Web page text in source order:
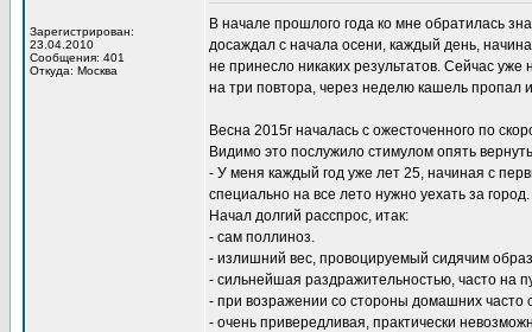
Зарегистрирован:
23.04.2010
Сообщения: 401
Откуда: Москва
В начале прошлого года ко мне обратилась
досаждал с начала осени, каждый день,
не принесло никаких результатов. Сейчас
на три повтора, через неделю кашель пропал
Весна 2015г началась с ожесточенного по
Видимо это послужило стимулом опять
- У меня каждый год уже лет 25, начиная с
специально на все лето нужно уехать за
Начал долгий расспрос, итак:
- сам поллиноз.
- излишний вес, провоцируемый сидячим
- сильнейшая раздражительностью, часто на
- при возражении со стороны домашних часто
- очень привередливая, практически